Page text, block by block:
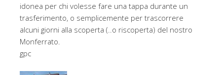
idonea per chi volesse fare una tappa durante un
trasferimento, o semplicemente per trascorrere
alcuni giorni alla scoperta (..o riscoperta) del nostro
Monferrato.
gpc